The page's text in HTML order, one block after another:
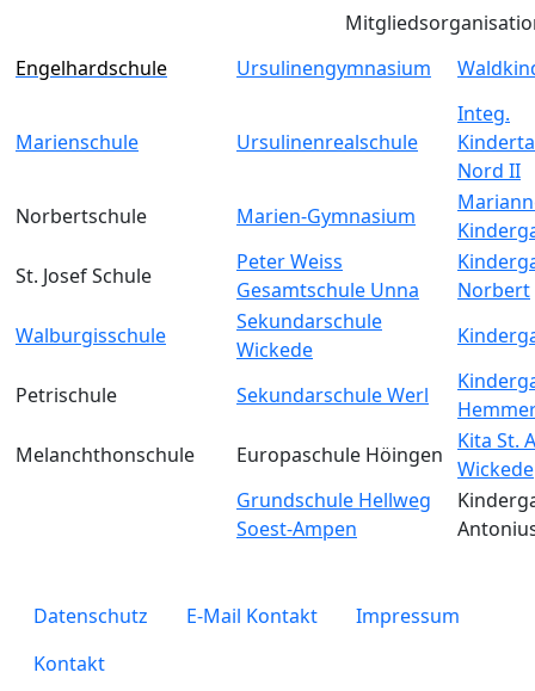
Engelhardschule
Ursulinengymnasium
Marienschule Ursulinenrealschule
Integ.
Nord II
Norbertschule
Marien-Gymnasium
St. Josef Schule
Peter Weiss
Gesamtschule Unna
Norbert
Walburgisschule
Sekundarschule
Wickede
Petrischule Sekundarschule Werl
Melanchthonschule
Europaschule Höingen
Kita St.
Wickede
Grundschule Hellweg
Soest-Ampen
legals
Datenschutz E-Mail Kontakt
Impressum
Kontakt